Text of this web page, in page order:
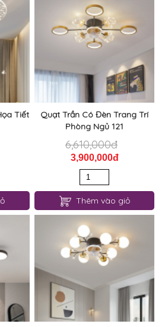
Tiết
Quạt Trần Có Đèn Trang Trí
Phòng Ngủ 121
6,610,000đ
3,900,000đ
Thêm vào giỏ